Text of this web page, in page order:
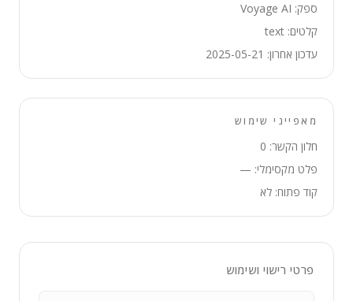
ספק: Voyage AI
קלטים: text
עדכון אחרון: 2025-05-21
מאפייני שימוש
חלון הקשר: 0
פלט מקסימלי: —
קוד פתוח: לא
פרטי רישוי ושימוש